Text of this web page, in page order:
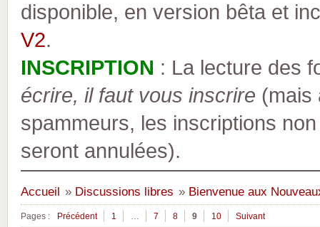
disponible, en version bêta et
V2.
INSCRIPTION : La lecture des
écrire, il faut vous inscrire (mais
spammeurs, les inscriptions
seront annulées).
Accueil » Discussions libres » Bienvenue aux
Pages : Précédent 1 7 8 9 10 Suivant